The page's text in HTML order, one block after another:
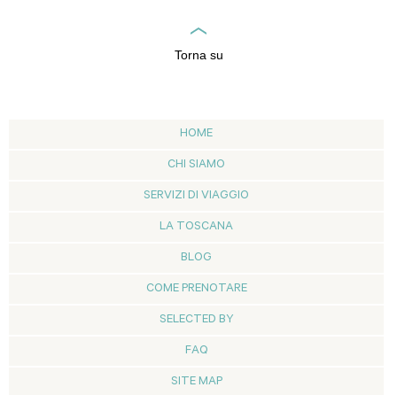
Torna su
HOME
CHI SIAMO
SERVIZI DI VIAGGIO
LA TOSCANA
BLOG
COME PRENOTARE
SELECTED BY
FAQ
SITE MAP